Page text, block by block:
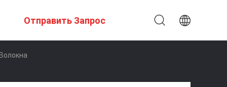
Отправить Запрос